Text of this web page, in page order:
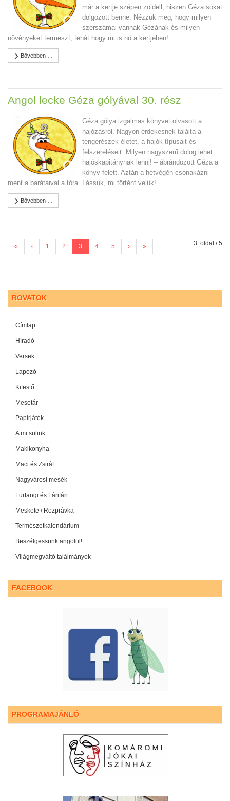
már a kertje szépen zöldell, hiszen Géza sokat
dolgozott benne. Nézzük meg, hogy milyen
szerszámai vannak Gézának és milyen
növényeket termeszt, tehát hogy mi is nő a kertjében!
Bővebben …
Angol lecke Géza gólyával 30. rész
Géza gólya izgalmas könyvet olvasott a
hajózásról. Nagyon érdekesnek találta a
tengerészek életét, a hajók típusait és
felszereléseit. Milyen nagyszerű dolog lehet
hajóskapitánynak lenni! – ábrándozott Géza a
könyv felett. Aztán a hétvégén csónakázni
ment a barátaival a tóra. Lássuk, mi történt velük!
Bővebben …
3. oldal / 5
« ‹ 1 2 3 4 5 › »
ROVATOK
Címlap
Híradó
Versek
Lapozó
Kifestő
Mesetár
Papírjáték
A mi sulink
Makikonyha
Maci és Zsiráf
Nagyvárosi mesék
Furfangi és Lárifári
Meskete / Rozprávka
Természetkalendárium
Beszélgessünk angolul!
Világmegváltó találmányok
FACEBOOK
PROGRAMAJÁNLÓ